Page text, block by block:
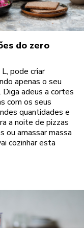
do zero
pode criar
apenas o seu
adeus a cortes
com os seus
quantidades e
a noite de pizzas
ou amassar massa
cozinhar esta